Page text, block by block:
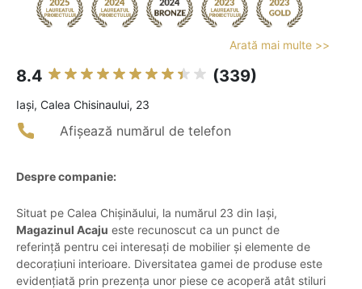
Arată mai multe >>
8.4 (339)
Iaşi, Calea Chisinaului, 23
Afișează numărul de telefon
Despre companie:
Situat pe Calea Chișinăului, la numărul 23 din Iași,
Magazinul Acaju este recunoscut ca un punct de
referință pentru cei interesați de mobilier și elemente de
decorațiuni interioare. Diversitatea gamei de produse este
evidențiată prin prezența unor piese ce acoperă atât stiluri